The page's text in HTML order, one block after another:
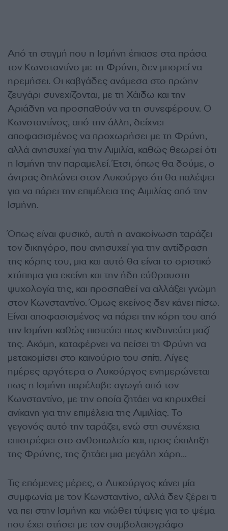
Από τη στιγμή που η Ισμήνη έπιασε στα πράσα
τον Κωνσταντίνο με τη Φρύνη, δεν μπορεί να
ηρεμήσει. Οι καβγάδες ανάμεσα στο πρώην
ζευγάρι συνεχίζονται, με τη Χάιδω και την
Αριάδνη να προσπαθούν να τη συνεφέρουν. Ο
Κωνσταντίνος, από την άλλη, δείχνει
αποφασισμένος να προχωρήσει με τη Φρύνη,
αλλά ανησυχεί για την Αιμιλία, καθώς θεωρεί ότι
η Ισμήνη την παραμελεί. Έτσι, όπως θα δούμε, ο
άντρας δηλώνει στον Λυκούργο ότι θα παλέψει
για να πάρει την επιμέλεια της Αιμιλίας από την
Ισμήνη.
Όπως είναι φυσικό, αυτή η ανακοίνωση ταράζει
τον δικηγόρο, που ανησυχεί για την αντίδραση
της κόρης του, μια και αυτό θα είναι το οριστικό
χτύπημα για εκείνη και την ήδη εύθραυστη
ψυχολογία της, και προσπαθεί να αλλάξει γνώμη
στον Κωνσταντίνο. Όμως εκείνος δεν κάνει πίσω.
Είναι αποφασισμένος να πάρει την κόρη του από
την Ισμήνη καθώς πιστεύει πως κινδυνεύει μαζί
της. Ακόμη, καταφέρνει να πείσει τη Φρύνη να
μετακομίσει στο καινούριο του σπίτι. Λίγες
ημέρες αργότερα ο Λυκούργος ενημερώνεται
πως η Ισμήνη παρέλαβε αγωγή από τον
Κωνσταντίνο, με την οποία ζητάει να κηρυχθεί
ανίκανη για την επιμέλεια της Αιμιλίας. Το
γεγονός αυτό την ταράζει, ενώ στη συνέχεια
επιστρέφει στο ανθοπωλείο και, προς έκπληξη
της Φρύνης, της ζητάει μια μεγάλη χάρη…
Τις επόμενες μέρες, ο Λυκούργος κάνει μία
συμφωνία με τον Κωνσταντίνο, αλλά δεν ξέρει τι
να πει στην Ισμήνη και νιώθει τύψεις για το ψέμα
που έχει στήσει με τον συμβολαιογράφο